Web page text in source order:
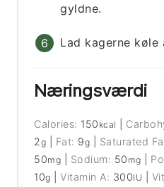
gyldne.
Lad kagerne køle
Næringsværdi
Calories: 150 kcal
2g Fat: 9g Saturated
50mg Sodium: 50 mg
10g |Vitamin A: 300IU